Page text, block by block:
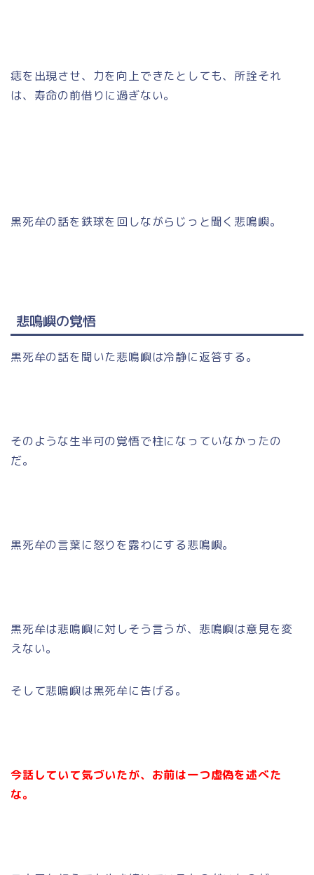
痣を出現させ、力を向上できたとしても、所詮それ
は、寿命の前借りに過ぎない。
黒死牟の話を鉄球を回しながらじっと聞く悲鳴嶼。
悲鳴嶼の覚悟
黒死牟の話を聞いた悲鳴嶼は冷静に返答する。
そのような生半可の覚悟で柱になっていなかったの
だ。
黒死牟の言葉に怒りを露わにする悲鳴嶼。
黒死牟は悲鳴嶼に対しそう言うが、悲鳴嶼は意見を変
えない。
そして悲鳴嶼は黒死牟に告げる。
今話していて気づいたが、お前は一つ虚偽を述べた
な。